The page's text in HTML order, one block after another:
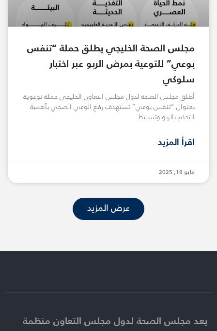
مجلس الصحة الخليجي يطلق حملة “تنفس
بوعي” للتوعية بمرض الربو عبر اختبار
سلوكي
أطلق مجلس الصحة لدول مجلس التعاون الخليجي حملة توعوية
بعنوان “تنفس بوعي” تستهدف رفع الوعي الصحي بأهمية
التحكم بالربو وتسليط
اقرأ المزيد
مايو 19, 2025
عرض المزيد
يعد مجلس الصحة لدول مجلس التعاون منظمة